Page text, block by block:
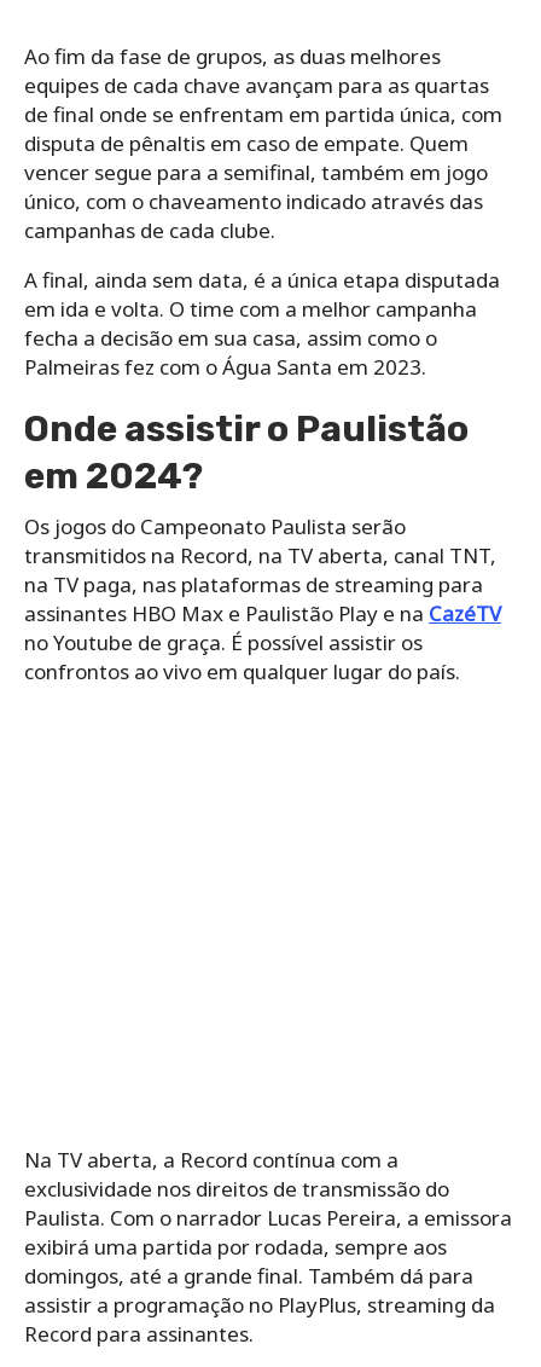
Ao fim da fase de grupos, as duas melhores
equipes de cada chave avançam para as quartas
de final onde se enfrentam em partida única, com
disputa de pênaltis em caso de empate. Quem
vencer segue para a semifinal, também em jogo
único, com o chaveamento indicado através das
campanhas de cada clube.
A final, ainda sem data, é a única etapa disputada
em ida e volta. O time com a melhor campanha
fecha a decisão em sua casa, assim como o
Palmeiras fez com o Água Santa em 2023.
Onde assistir o Paulistão
em 2024?
Os jogos do Campeonato Paulista serão
transmitidos na Record, na TV aberta, canal TNT,
na TV paga, nas plataformas de streaming para
assinantes HBO Max e Paulistão Play e na CazéTV
no Youtube de graça. É possível assistir os
confrontos ao vivo em qualquer lugar do país.
Na TV aberta, a Record contínua com a
exclusividade nos direitos de transmissão do
Paulista. Com o narrador Lucas Pereira, a emissora
exibirá uma partida por rodada, sempre aos
domingos, até a grande final. Também dá para
assistir a programação no PlayPlus, streaming da
Record para assinantes.